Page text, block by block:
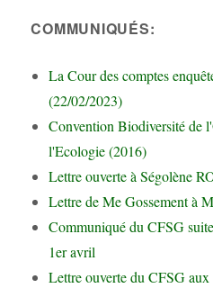
COMMUNIQUÉS:
La Cour des comptes
(22/02/2023)
Convention Biodiversité de
l'Ecologie (2016)
Lettre ouverte à Ségolène
Lettre de Me Gossement à
Communiqué du CFSG
1er avril
Lettre ouverte du CFSG